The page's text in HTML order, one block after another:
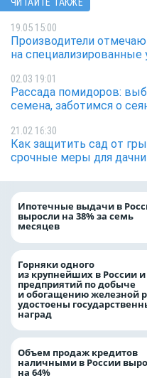
ЧИТАЙТЕ ТАКЖЕ
19.05 15:00
Производители
на специализированные
02.03 19:01
Рассада помидоров:
семена, заботимся о
21.02 16:30
Как защитить сад от
срочные меры для
Ипотечные выдачи в
выросли на 38% за семь
месяцев
Горняки одного
из крупнейших в России
предприятий по добыче
и обогащению железной
удостоены
наград
Объем продаж кредитов
наличными в России
на 64%